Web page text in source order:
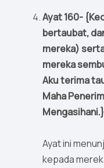
Ayat 160-
bertaubat,
mereka)
mereka
Aku terima
Maha
Ayat ini
kepada